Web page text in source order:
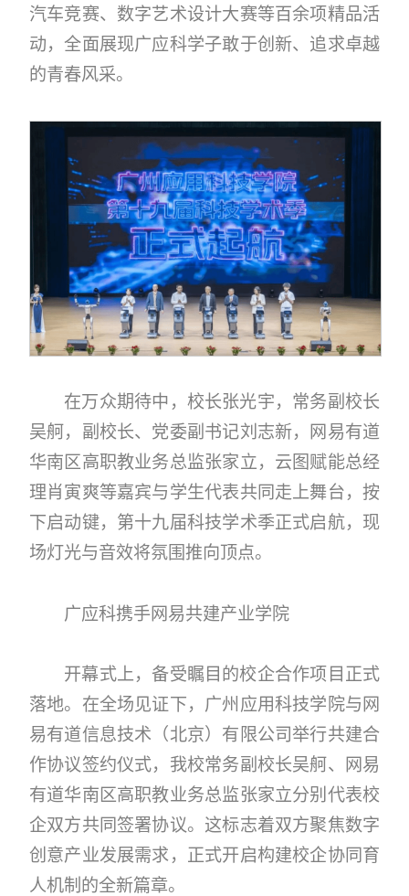
汽车竞赛、数字艺术设计大赛等百余项精品活
动，全面展现广应科学子敢于创新、追求卓越
的青春风采。
在万众期待中，校长张光宇，常务副校长
吴舸，副校长、党委副书记刘志新，网易有道
华南区高职教业务总监张家立，云图赋能总经
理肖寅爽等嘉宾与学生代表共同走上舞台，按
下启动键，第十九届科技学术季正式启航，现
场灯光与音效将氛围推向顶点。
广应科携手网易共建产业学院
开幕式上，备受瞩目的校企合作项目正式
落地。在全场见证下，广州应用科技学院与网
易有道信息技术（北京）有限公司举行共建合
作协议签约仪式，我校常务副校长吴舸、网易
有道华南区高职教业务总监张家立分别代表校
企双方共同签署协议。这标志着双方聚焦数字
创意产业发展需求，正式开启构建校企协同育
人机制的全新篇章。